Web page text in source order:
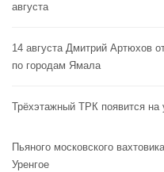
августа
14 августа Дмитрий Артюхов
по городам Ямала
Трёхэтажный ТРК появится
Пьяного московского
Уренгое